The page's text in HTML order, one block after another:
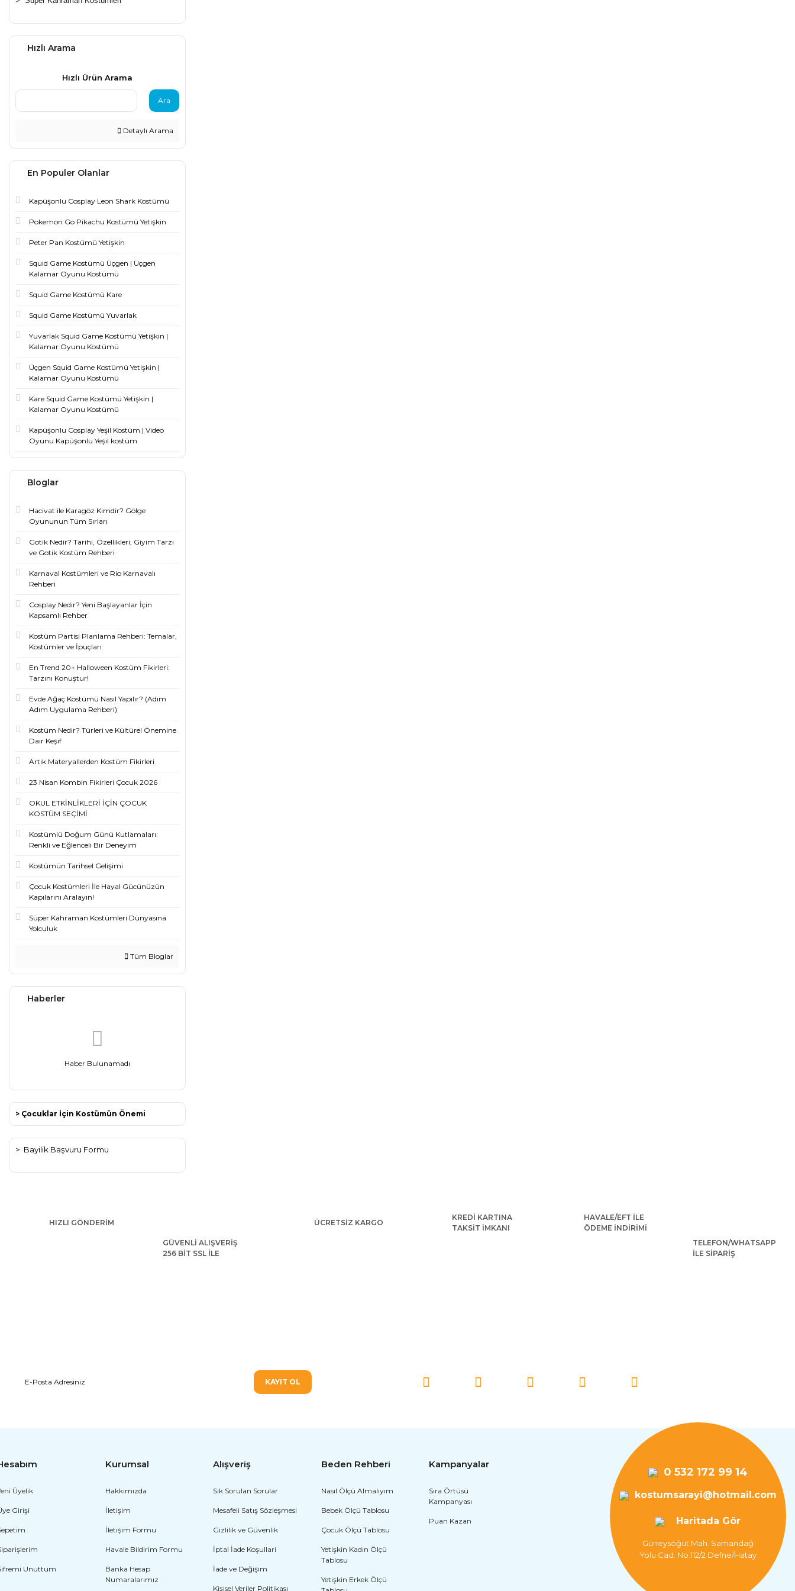
Hızlı Arama
Hızlı Ürün Arama
Ara
Detaylı Arama
En Populer Olanlar
Kapüşonlu Cosplay Leon Shark Kostümü
Pokemon Go Pikachu Kostümü Yetişkin
Peter Pan Kostümü Yetişkin
Squid Game Kostümü Üçgen | Üçgen
Kalamar Oyunu Kostümü
Squid Game Kostümü Kare
Squid Game Kostümü Yuvarlak
Yuvarlak Squid Game Kostümü Yetişkin |
Kalamar Oyunu Kostümü
Üçgen Squid Game Kostümü Yetişkin |
Kalamar Oyunu Kostümü
Kare Squid Game Kostümü Yetişkin |
Kalamar Oyunu Kostümü
Kapüşonlu Cosplay Yeşil Kostüm | Video
Oyunu Kapüşonlu Yeşil kostüm
Bloglar
Hacivat ile Karagöz Kimdir? Gölge
Oyununun Tüm Sırları
Gotik Nedir? Tarihi, Özellikleri, Giyim Tarzı
ve Gotik Kostüm Rehberi
Karnaval Kostümleri ve Rio Karnavalı
Rehberi
Cosplay Nedir? Yeni Başlayanlar İçin
Kapsamlı Rehber
Kostüm Partisi Planlama Rehberi: Temalar,
Kostümler ve İpuçları
En Trend 20+ Halloween Kostüm Fikirleri:
Tarzını Konuştur!
Evde Ağaç Kostümü Nasıl Yapılır? (Adım
Adım Uygulama Rehberi)
Kostüm Nedir? Türleri ve Kültürel Önemine
Dair Keşif
Artık Materyallerden Kostüm Fikirleri
23 Nisan Kombin Fikirleri Çocuk 2026
OKUL ETKİNLİKLERİ İÇİN ÇOCUK
KOSTÜM SEÇİMİ
Kostümlü Doğum Günü Kutlamaları:
Renkli ve Eğlenceli Bir Deneyim
Kostümün Tarihsel Gelişimi
Çocuk Kostümleri İle Hayal Gücünüzün
Kapılarını Aralayın!
Süper Kahraman Kostümleri Dünyasına
Yolculuk
Tüm Bloglar
Haberler
Haber Bulunamadı
> Çocuklar İçin Kostümün Önemi
> Bayilik Başvuru Formu
HIZLI GÖNDERİM
GÜVENLİ ALIŞVERİŞ
256 BİT SSL İLE
ÜCRETSİZ KARGO
KREDİ KARTINA
TAKSİT İMKANI
HAVALE/EFT İLE
ÖDEME İNDİRİMİ
TELEFON/WHATSAPP
İLE SİPARİŞ
KAYIT OL
Üyelik
Girişi
Unuttum
Kurumsal
Hakkımızda
İletişim
İletişim Formu
Havale Bildirim Formu
Banka Hesap
Numaralarımız
Alışveriş
Sık Sorulan Sorular
Mesafeli Satış Sözleşmesi
Gizlilik ve Güvenlik
İptal İade Koşullari
İade ve Değişim
Kişisel Veriler Politikası
Beden Rehberi
Nasıl Ölçü Almalıyım
Bebek Ölçü Tablosu
Çocuk Ölçü Tablosu
Yetişkin Kadın Ölçü
Tablosu
Yetişkin Erkek Ölçü
Kampanyalar
Sıra Örtüsü
Kampanyası
Puan Kazan
0 532 172 99 14
kostumsarayi@hotmail.com
Haritada Gör
Güneysöğüt Mah. Samandağ
Yolu Cad. No:112/2 Defne/Hatay